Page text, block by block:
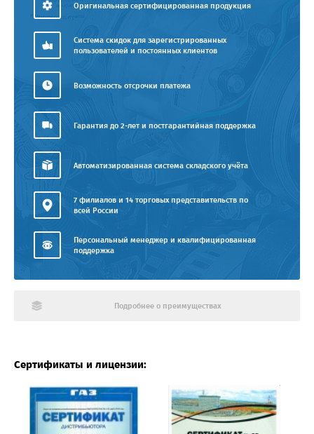
Оригинальная сертифицированная продукция
Система скидок для зарегистрированных
пользователей и постоянных клиентов
Возможность отсрочки платежа
Гарантия до 2-лет и постгарантийная поддержка
Автоматизированная система складского учёта
7 филиалов и 14 торговых представительств по
всей России
Персональный менеджер и квалифицированная
поддержка
Подробнее о преимуществах
Сертификаты и лицензии: